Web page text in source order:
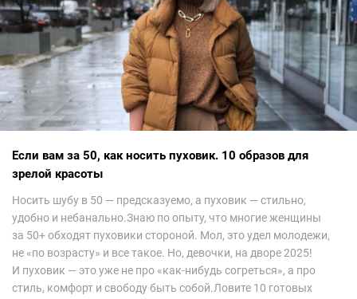
Если вам за 50, как носить пуховик. 10 образов для
зрелой красоты
Носить шубу в 50 — предсказуемо, а пуховик — стильно,
удобно и небанально.Знаю по опыту, что многие женщины
за 50+ обходят пуховики стороной. Мол, это удел молодежи,
не «по возрасту» и все такое. Но, девочки, на дворе 2025!
И пуховик — это уже не про «как-нибудь согреться», а про
стиль, комфорт и свободу быть собой.Ловите 10 готовых